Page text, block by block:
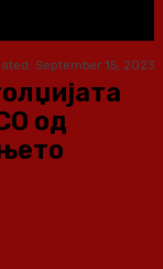
September 15, 2023
од